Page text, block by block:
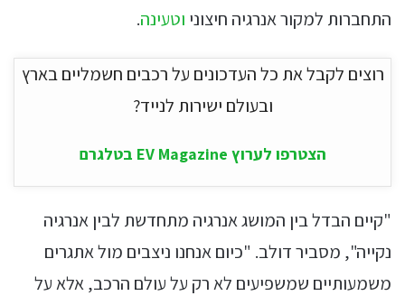
התחברות למקור אנרגיה חיצוני וטעינה.
רוצים לקבל את כל העדכונים על רכבים חשמליים בארץ
ובעולם ישירות לנייד?
הצטרפו לערוץ EV Magazine בטלגרם
"קיים הבדל בין המושג אנרגיה מתחדשת לבין אנרגיה
נקייה", מסביר דולב. "כיום אנחנו ניצבים מול אתגרים
משמעותיים שמשפיעים לא רק על עולם הרכב, אלא על